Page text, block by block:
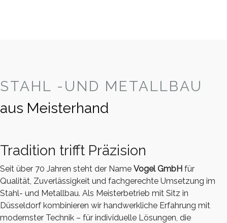
STAHL -UND METALLBAU
aus Meisterhand
Tradition trifft Präzision
Seit über 70 Jahren steht der Name Vogel GmbH für
Qualität, Zuverlässigkeit und fachgerechte Umsetzung im
Stahl- und Metallbau. Als Meisterbetrieb mit Sitz in
Düsseldorf kombinieren wir handwerkliche Erfahrung mit
modernster Technik – für individuelle Lösungen, die